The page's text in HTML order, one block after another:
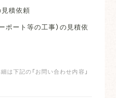
積依頼
ポート等の工事）の見積依
は下記の「お問い合わせ内容」